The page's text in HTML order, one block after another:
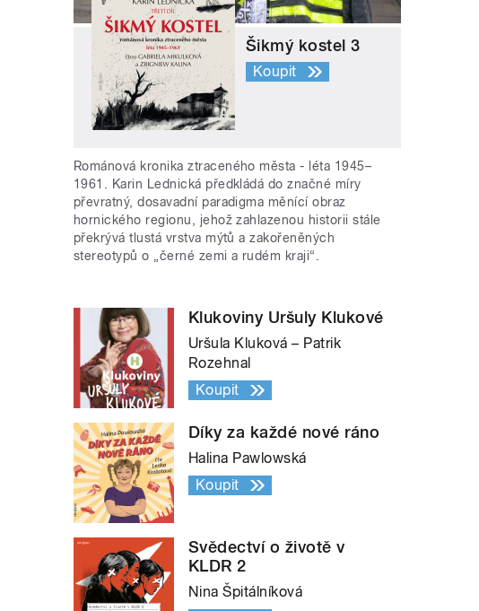
Šikmý kostel 3
Koupit
Románová kronika ztraceného města - léta 1945–
1961. Karin Lednická předkládá do značné míry
převratný, dosavadní paradigma měnící obraz
hornického regionu, jehož zahlazenou historii stále
překrývá tlustá vrstva mýtů a zakořeněných
stereotypů o „černé zemi a rudém kraji“.
Klukoviny Uršuly Klukové
Uršula Kluková – Patrik
Rozehnal
Koupit
Díky za každé nové ráno
Halina Pawlowská
Koupit
Svědectví o životě v
KLDR 2
Nina Špitálníková